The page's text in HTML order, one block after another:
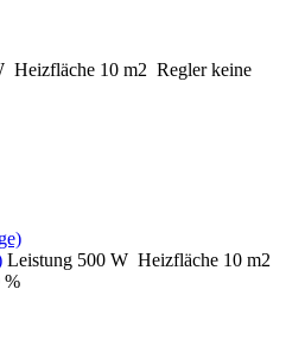
Heizfläche 10 m2 Regler keine
Leistung 500 W Heizfläche 10 m2
%